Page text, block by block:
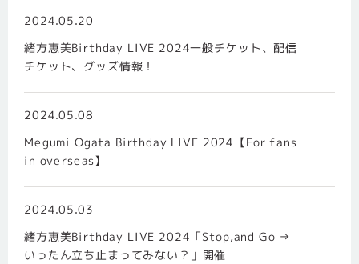
2024.05.20
緒方恵美Birthday LIVE 2024一般チケット、配信
チケット、グッズ情報！
2024.05.08
Megumi Ogata Birthday LIVE 2024【For fans
in overseas】
2024.05.03
緒方恵美Birthday LIVE 2024「Stop,and Go →
いったん立ち止まってみない？」開催